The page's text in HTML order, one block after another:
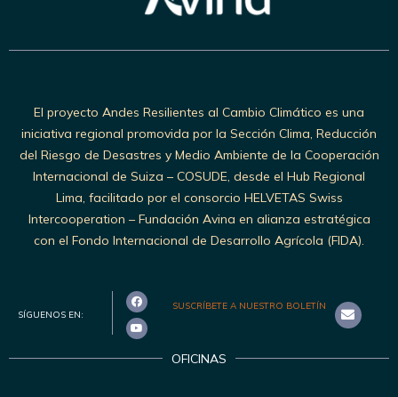
El proyecto Andes Resilientes al Cambio Climático es una
iniciativa regional promovida por la Sección Clima, Reducción
del Riesgo de Desastres y Medio Ambiente de la Cooperación
Internacional de Suiza – COSUDE, desde el Hub Regional
Lima, facilitado por el consorcio HELVETAS Swiss
Intercooperation – Fundación Avina en alianza estratégica
con el Fondo Internacional de Desarrollo Agrícola (FIDA).
SÍGUENOS EN:
SUSCRÍBETE A NUESTRO BOLETÍN
OFICINAS